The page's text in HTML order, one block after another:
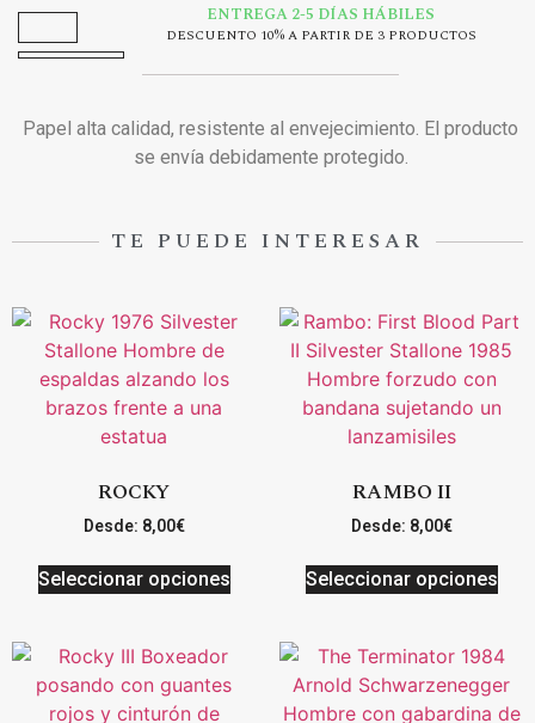
ENTREGA 2-5 DÍAS HÁBILES
DESCUENTO 10% A PARTIR DE 3 PRODUCTOS
Papel alta calidad, resistente al envejecimiento. El producto
se envía debidamente protegido.
TE PUEDE INTERESAR
ROCKY
Desde: 8,00€
Seleccionar opciones
RAMBO II
Desde: 8,00€
Seleccionar opciones